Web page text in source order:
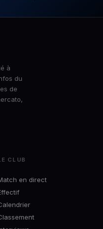
à
du
de
CLUB
en direct